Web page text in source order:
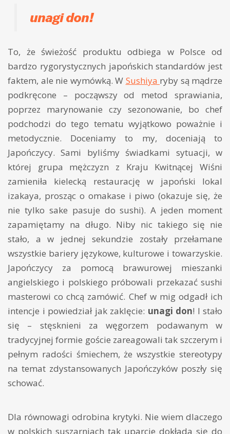
unagi don!
To, że świeżość produktu odbiega w Polsce od
bardzo rygorystycznych japońskich standardów jest
faktem, ale nie wymówką. W Sushiya ryby są mądrze
podkręcone – począwszy od metod sprawiania,
poprzez marynowanie czy sezonowanie, bo chef
podchodzi do tego tematu wyjątkowo poważnie i
metodycznie. Doceniamy to my, doceniają to
Japończycy. Sami byliśmy świadkami sytuacji, w
której grupa mężczyzn z Kraju Kwitnącej Wiśni
zamieniła kielecką restaurację w japoński lokal
izakaya, prosząc o omakase i piwo (okazuje się, że
nie tylko sake pasuje do sushi). A jeden moment
zapamiętamy na długo. Niby nic takiego się nie
stało, a w jednej sekundzie zostały przełamane
wszystkie bariery językowe, kulturowe i towarzyskie.
Japończycy za pomocą brawurowej mieszanki
angielskiego i polskiego próbowali przekazać sushi
masterowi co chcą zamówić. Chef w mig odgadł ich
intencje i powiedział jak zaklęcie: unagi don! I stało
się – stęsknieni za węgorzem podawanym w
tradycyjnej formie goście zareagowali tak szczerym i
pełnym radości śmiechem, że wszystkie stereotypy
na temat zdystansowanych Japończyków poszły się
schować.
Dla równowagi odrobina krytyki. Nie wiem dlaczego
w polskich suszarniach tak uparcie dokłada się do